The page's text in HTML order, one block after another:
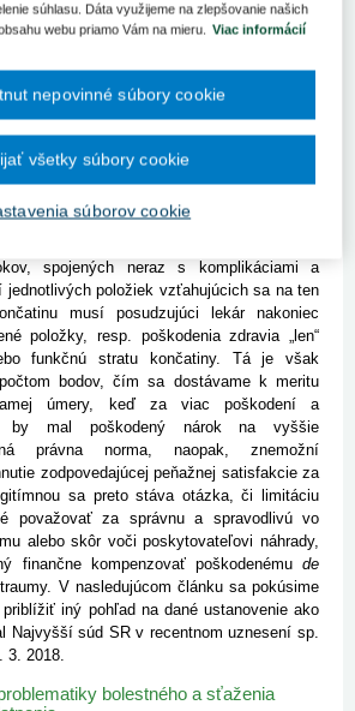
Z. z. o náhrade za bolesť a o náhrade za
uplatnenia v znení neskorších predpisov
prináša táto právna úprava nové,
Jednou z takýchto otázok je možný
č. 437/2004 Z. z. s Ústavou SR č.
len „Ústava SR“), nehovoriac o
a ten v dôsledku jednotlivých poškodení
spojených neraz s komplikáciami a
jednotlivých položiek vzťahujúcich sa na ten
musí posudzujúci lekár nakoniec
položky, resp. poškodenia zdravia „len“
funkčnú stratu končatiny. Tá je však
bodov, čím sa dostávame k meritu
úmery, keď za viac poškodení a
by mal poškodený nárok na vyššie
právna norma, naopak, znemožní
zodpovedajúcej peňažnej satisfakcie za
sa preto stáva otázka, či limitáciu
považovať za správnu a spravodlivú vo
alebo skôr voči poskytovateľovi náhrady,
finančne kompenzovať poškodenému de
V nasledujúcom článku sa pokúsime
iný pohľad na dané ustanovenie ako
Najvyšší súd SR v recentnom uznesení sp.
3. 2018.
bolestného a sťaženia
súhlasu. Dáta využijeme na zlepšovanie našich
webu priamo Vám na mieru. Viac informácií
súborov cookie
nepovinné súbory cookie
všetky súbory cookie